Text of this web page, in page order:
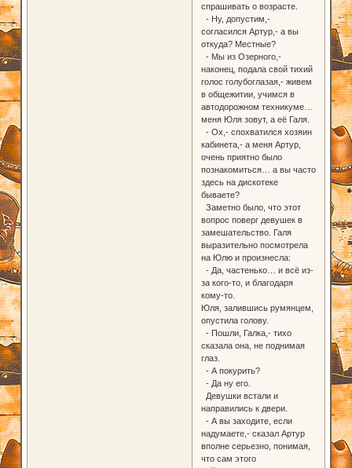
спрашивать о возрасте.
- Ну, допустим,-
согласился Артур,- а вы
откуда? Местные?
- Мы из Озерного,-
наконец, подала свой тихий
голос голубоглазая,- живем
в общежитии, учимся в
автодорожном техникуме…
меня Юля зовут, а её Галя.
- Ох,- спохватился хозяин
кабинета,- а меня Артур,
очень приятно было
познакомиться… а вы часто
здесь на дискотеке
бываете?
Заметно было, что этот
вопрос поверг девушек в
замешательство. Галя
выразительно посмотрела
на Юлю и произнесла:
- Да, частенько… и всё из-
за кого-то, и благодаря
кому-то.
Юля, залившись румянцем,
опустила голову.
- Пошли, Галка,- тихо
сказала она, не поднимая
глаз.
- А покурить?
- Да ну его.
Девушки встали и
направились к двери.
- А вы заходите, если
надумаете,- сказал Артур
вполне серьезно, понимая,
что сам этого